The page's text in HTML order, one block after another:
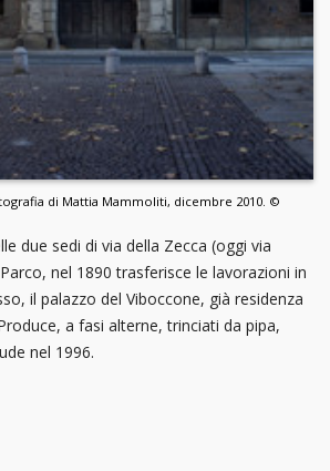
di Mattia Mammoliti, dicembre 2010. ©
due sedi di via della Zecca (oggi via
nel 1890 trasferisce le lavorazioni in
il palazzo del Viboccone, già residenza
a fasi alterne, trinciati da pipa,
nel 1996.